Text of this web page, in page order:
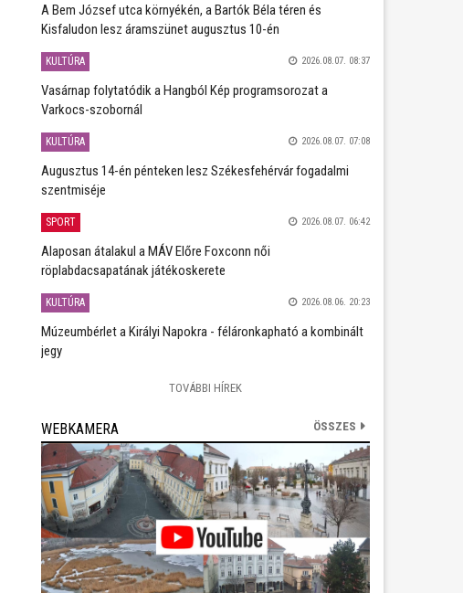
A Bem József utca környékén, a Bartók Béla téren és
Kisfaludon lesz áramszünet augusztus 10-én
KULTÚRA 2026.08.07. 08:37
Vasárnap folytatódik a Hangból Kép programsorozat a
Varkocs-szobornál
KULTÚRA 2026.08.07. 07:08
Augusztus 14-én pénteken lesz Székesfehérvár fogadalmi
szentmiséje
SPORT 2026.08.07. 06:42
Alaposan átalakul a MÁV Előre Foxconn női
röplabdacsapatának játékoskerete
KULTÚRA 2026.08.06. 20:23
Múzeumbérlet a Királyi Napokra - féláronkapható a kombinált
jegy
TOVÁBBI HÍREK
WEBKAMERA ÖSSZES